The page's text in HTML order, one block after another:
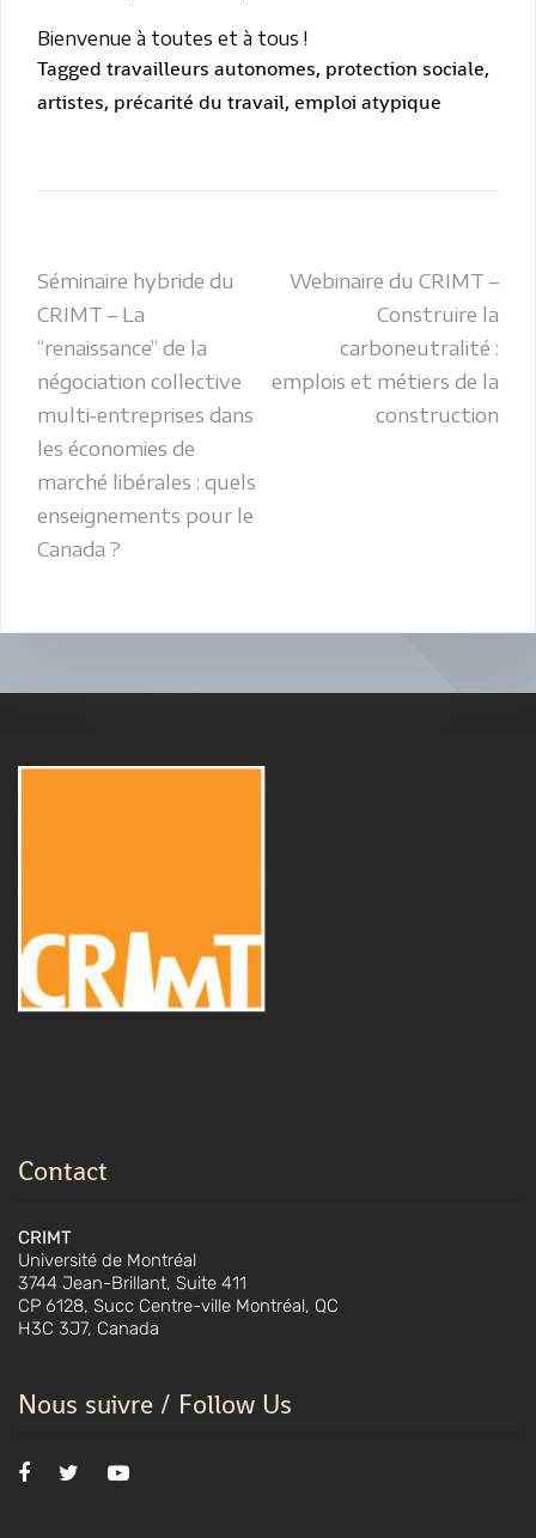
Bienvenue à toutes et à tous !
Tagged travailleurs autonomes, protection sociale,
artistes, précarité du travail, emploi atypique
Navigation
de
l’article
Séminaire hybride du
CRIMT – La
“renaissance” de la
négociation collective
multi‑entreprises dans
les économies de
marché libérales : quels
enseignements pour le
Canada ?
Webinaire du CRIMT –
Construire la
carboneutralité :
emplois et métiers de la
construction
Contact
CRIMT
Université de Montréal
3744 Jean-Brillant, Suite 411
CP 6128, Succ Centre-ville Montréal, QC
H3C 3J7, Canada
Nous suivre / Follow Us